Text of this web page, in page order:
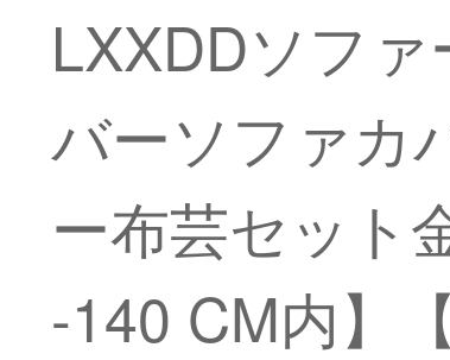
LXXDDソフ
バーソファカ
ー布芸セット
-140 CM内】